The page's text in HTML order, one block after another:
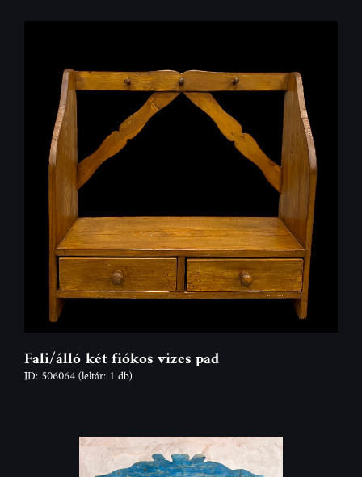
Fali/álló két fiókos vizes pad
ID: 506064(leltár: 1 db)